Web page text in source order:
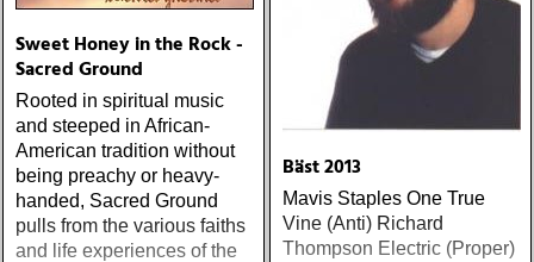
Sweet Honey in the Rock -
Sacred Ground
Rooted in spiritual music
and steeped in African-
American tradition without
being preachy or heavy-
handed, Sacred Ground
pulls from the various faiths
and life experiences of the
Bäst 2013
Mavis Staples One True
Vine (Anti) Richard
Thompson Electric (Proper)